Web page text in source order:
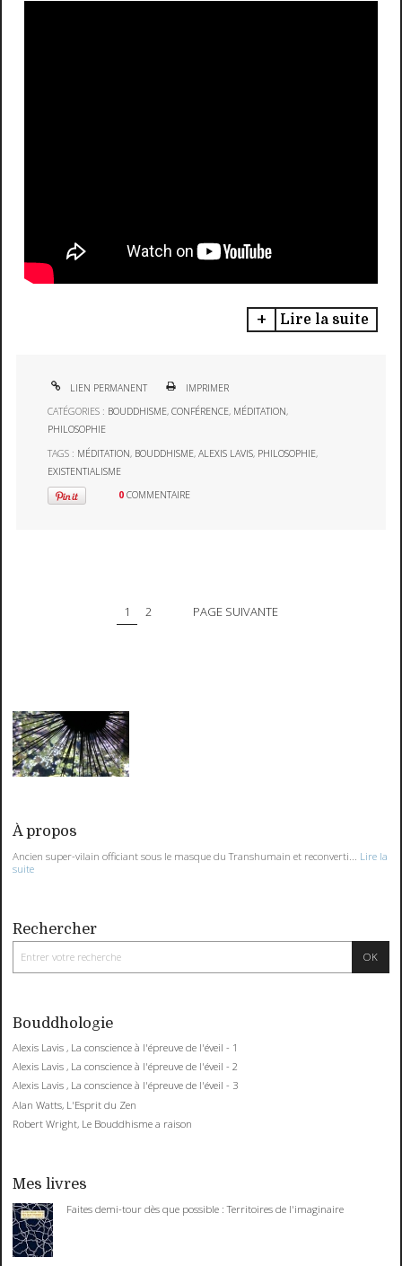
Lire la suite
LIEN PERMANENT
IMPRIMER
CATÉGORIES : BOUDDHISME,CONFÉRENCE, MÉDITATION,
PHILOSOPHIE
TAGS : MÉDITATION, BOUDDHISME,ALEXIS LAVIS, PHILOSOPHIE,
EXISTENTIALISME
0 COMMENTAIRE
1 2 PAGE SUIVANTE
À propos
Ancien super-vilain officiant sous le masque du Transhumain et reconverti...
Lire la
suite
Rechercher
Bouddhologie
Alexis Lavis , La conscience à l'épreuve de l'éveil - 1
Alexis Lavis , La conscience à l'épreuve de l'éveil - 2
Alexis Lavis , La conscience à l'épreuve de l'éveil - 3
Alan Watts, L'Esprit du Zen
Robert Wright, Le Bouddhisme a raison
Mes livres
Faites demi-tour dès que possible : Territoires de l'imaginaire